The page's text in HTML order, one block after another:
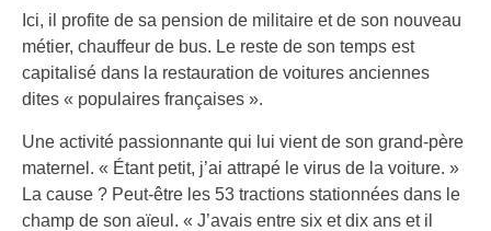
Ici, il profite de sa pension de militaire et de son nouveau
métier, chauffeur de bus. Le reste de son temps est
capitalisé dans la restauration de voitures anciennes
dites « populaires françaises ».
Une activité passionnante qui lui vient de son grand-père
maternel. « Étant petit, j’ai attrapé le virus de la voiture. »
La cause ? Peut-être les 53 tractions stationnées dans le
champ de son aïeul. « J’avais entre six et dix ans et il